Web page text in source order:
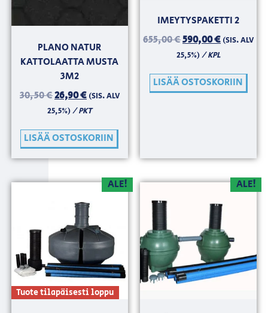
PLANO NATUR
KATTOLAATTA MUSTA
3M2
30,50€26,90€ (SIS. ALV
25,5%)/ PKT
LISÄÄ OSTOSKORIIN
IMEYTYSPAKETTI 2
655,00€590,00€ (SIS. ALV
25,5%)/ KPL
LISÄÄ OSTOSKORIIN
ALE!
Tuote tilapäisesti loppu
ALE!